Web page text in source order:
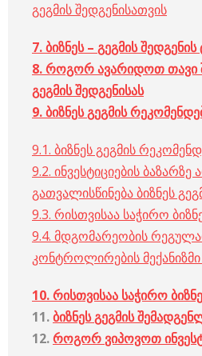
გეგმის შედგენისათვის
7.ბიზნეს– გეგმისშედგენის
8.როგორავარიდოთთავი
გეგმისშედგენისას
9.ბიზნესგეგმის
9.1. ბიზნეს გეგმის
9.2. ინვესტიციების
გათვალისწინება ბიზნეს
9.3. რისთვისაა საჭირო
9.4. მდგომარეობის
კონტროლირების მექანიზმი
10.რისთვისაა საჭირო
11.ბიზნესგეგმის
12.როგორ ვიპოვოთ